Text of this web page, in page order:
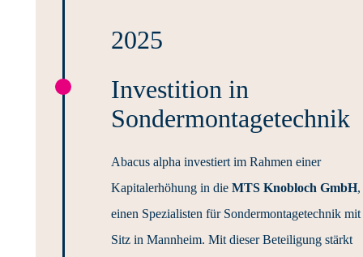
2025
Investition in
Sondermontagetechnik
Abacus alpha investiert im Rahmen einer
Kapitalerhöhung in dieMTS Knobloch GmbH,
einen Spezialisten für Sondermontagetechnik mit
Sitz in Mannheim. Mit dieser Beteiligung stärkt